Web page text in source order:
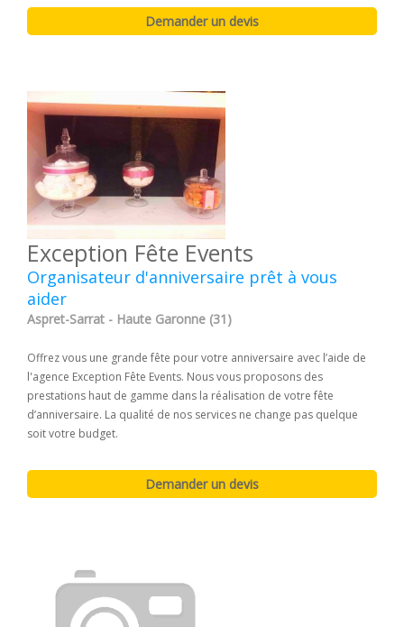
Exception Fête Events
Organisateur d'anniversaire prêt à vous
aider
Aspret-Sarrat - Haute Garonne (31)
Offrez vous une grande fête pour votre anniversaire avec l’aide de
l'agence Exception Fête Events. Nous vous proposons des
prestations haut de gamme dans la réalisation de votre fête
d’anniversaire. La qualité de nos services ne change pas quelque
soit votre budget.